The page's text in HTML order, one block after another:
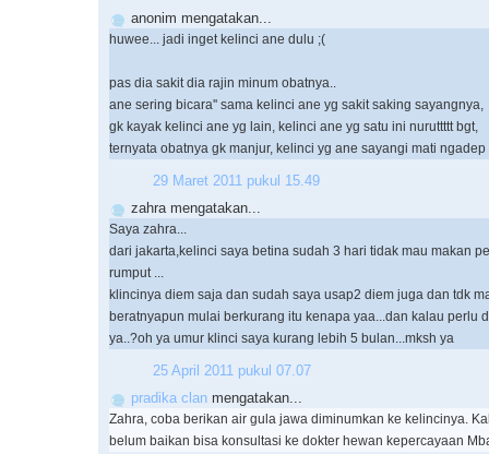
anonim mengatakan...
huwee... jadi inget kelinci ane dulu ;(
pas dia sakit dia rajin minum obatnya..
ane sering bicara'' sama kelinci ane yg sakit saking sayangnya,
gk kayak kelinci ane yg lain, kelinci ane yg satu ini nuruttttt bgt,
ternyata obatnya gk manjur, kelinci yg ane sayangi mati ngadep
29 Maret 2011 pukul 15.49
zahra mengatakan...
Saya zahra...
dari jakarta,kelinci saya betina sudah 3 hari tidak mau makan
rumput ...
klincinya diem saja dan sudah saya usap2 diem juga dan tdk
beratnyapun mulai berkurang itu kenapa yaa...dan kalau perlu
ya..?oh ya umur klinci saya kurang lebih 5 bulan...mksh ya
25 April 2011 pukul 07.07
pradika clan mengatakan...
Zahra, coba berikan air gula jawa diminumkan ke kelincinya.
belum baikan bisa konsultasi ke dokter hewan kepercayaan